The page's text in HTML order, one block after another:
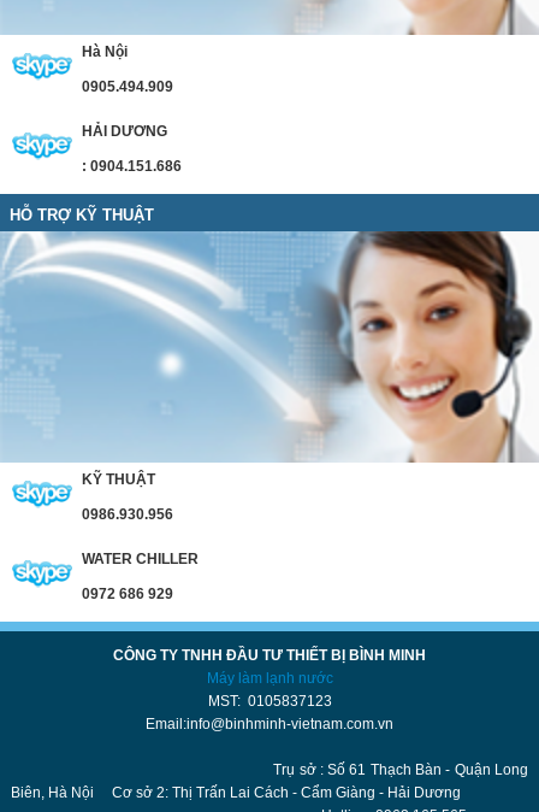
Hà Nội
0905.494.909
HẢI DƯƠNG
: 0904.151.686
HỖ TRỢ KỸ THUẬT
KỸ THUẬT
0986.930.956
WATER CHILLER
0972 686 929
CÔNG TY TNHH ĐẦU TƯ THIẾT BỊ BÌNH MINH
Máy làm lạnh nước
MST: 0105837123
Email:info@binhminh-vietnam.com.vn
Trụ sở : Số 61 Thạch Bàn - Quận Long
Biên, Hà Nội Cơ sở 2: Thị Trấn Lai Cách - Cẩm Giàng - Hải Dương